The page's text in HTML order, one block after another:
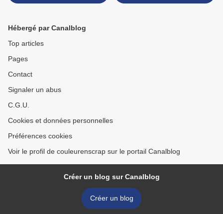
Hébergé par Canalblog
Top articles
Pages
Contact
Signaler un abus
C.G.U.
Cookies et données personnelles
Préférences cookies
Voir le profil de couleurenscrap sur le portail Canalblog
Créer un blog sur Canalblog
Créer un blog